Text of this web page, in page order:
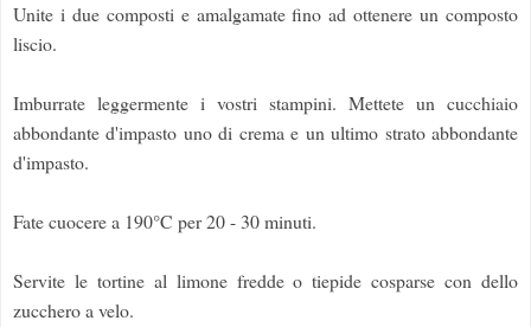
Unite i due composti e amalgamate fino ad ottenere un composto
liscio.
Imburrate leggermente i vostri stampini. Mettete un cucchiaio
abbondante d'impasto uno di crema e un ultimo strato abbondante
d'impasto.
Fate cuocere a 190°C per 20 - 30 minuti.
Servite le tortine al limone fredde o tiepide cosparse con dello
zucchero a velo.